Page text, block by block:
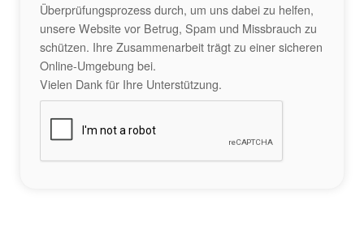
Überprüfungsprozess durch, um uns dabei zu helfen,
unsere Website vor Betrug, Spam und Missbrauch zu
schützen. Ihre Zusammenarbeit trägt zu einer sicheren
Online-Umgebung bei.
Vielen Dank für Ihre Unterstützung.